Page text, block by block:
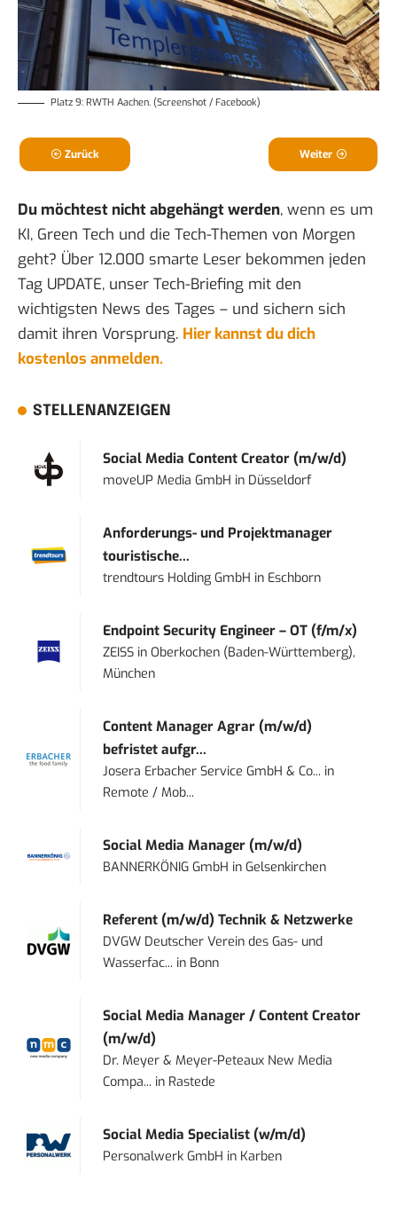
Platz 9: RWTH Aachen. (Screenshot / Facebook)
Zurück Weiter
Du möchtest nicht abgehängt werden, wenn es um
KI, Green Tech und die Tech-Themen von Morgen
geht? Über 12.000 smarte Leser bekommen jeden
Tag UPDATE, unser Tech-Briefing mit den
wichtigsten News des Tages – und sichern sich
damit ihren Vorsprung. Hier kannst du dich
kostenlos anmelden.
STELLENANZEIGEN
Social Media Content Creator (m/w/d)
moveUP Media GmbH in Düsseldorf
Anforderungs- und Projektmanager
touristische...
trendtours Holding GmbH in Eschborn
Endpoint Security Engineer – OT (f/m/x)
ZEISS inOberkochen (Baden-Württemberg),
München
Content Manager Agrar (m/w/d)
befristet aufgr...
Josera Erbacher Service GmbH & Co... in
Remote / Mob...
Social Media Manager (m/w/d)
BANNERKÖNIG GmbH inGelsenkirchen
Referent (m/w/d) Technik & Netzwerke
DVGW Deutscher Verein des Gas- und
Wasserfac... in Bonn
Social Media Manager / Content Creator
(m/w/d)
Dr. Meyer & Meyer-Peteaux New Media
Compa... in Rastede
Social Media Specialist (w/m/d)
Personalwerk GmbH in Karben